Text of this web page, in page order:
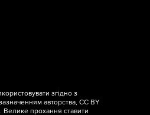
згідно з
авторства, CC BY
Велике прохання ставити